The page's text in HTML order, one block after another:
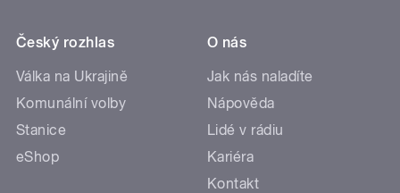
Český rozhlas
Válka na Ukrajině
Komunální volby
Stanice
eShop
O nás
Jak nás naladíte
Nápověda
Lidé v rádiu
Kariéra
Kontakt